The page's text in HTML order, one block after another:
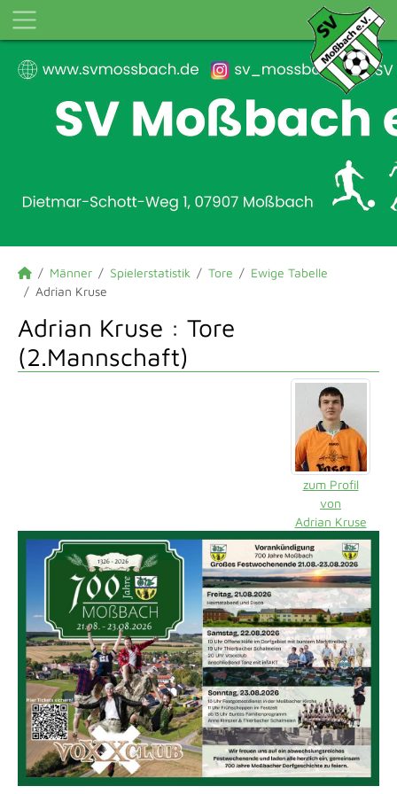
Männer Spielerstatistik Tore
Ewige Tabelle
Adrian Kruse
Adrian Kruse : Tore
(2.Mannschaft)
zum Profil
von
Adrian Kruse